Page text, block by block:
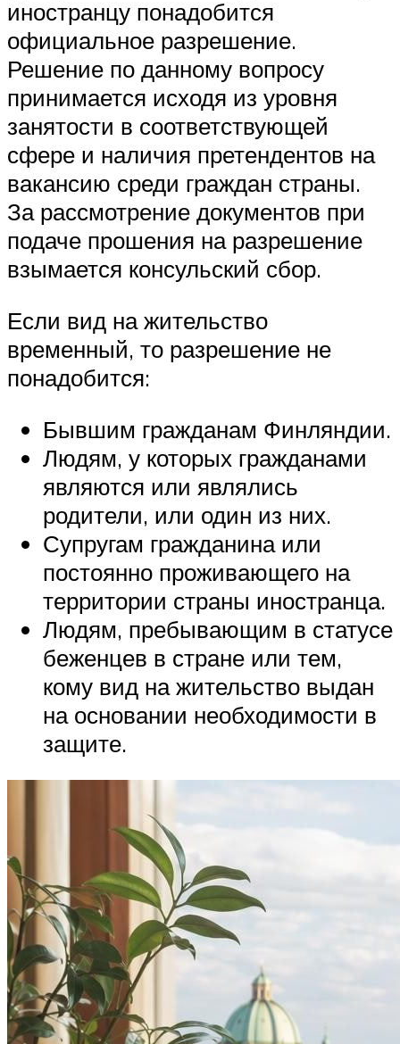
иностранцу понадобится
официальное разрешение.
Решение по данному вопросу
принимается исходя из уровня
занятости в соответствующей
сфере и наличия претендентов на
вакансию среди граждан страны.
За рассмотрение документов при
подаче прошения на разрешение
взымается консульский сбор.
Если вид на жительство
временный, то разрешение не
понадобится:
Бывшим гражданам Финляндии.
Людям, у которых гражданами
являются или являлись
родители, или один из них.
Супругам гражданина или
постоянно проживающего на
территории страны иностранца.
Людям, пребывающим в статусе
беженцев в стране или тем,
кому вид на жительство выдан
на основании необходимости в
защите.